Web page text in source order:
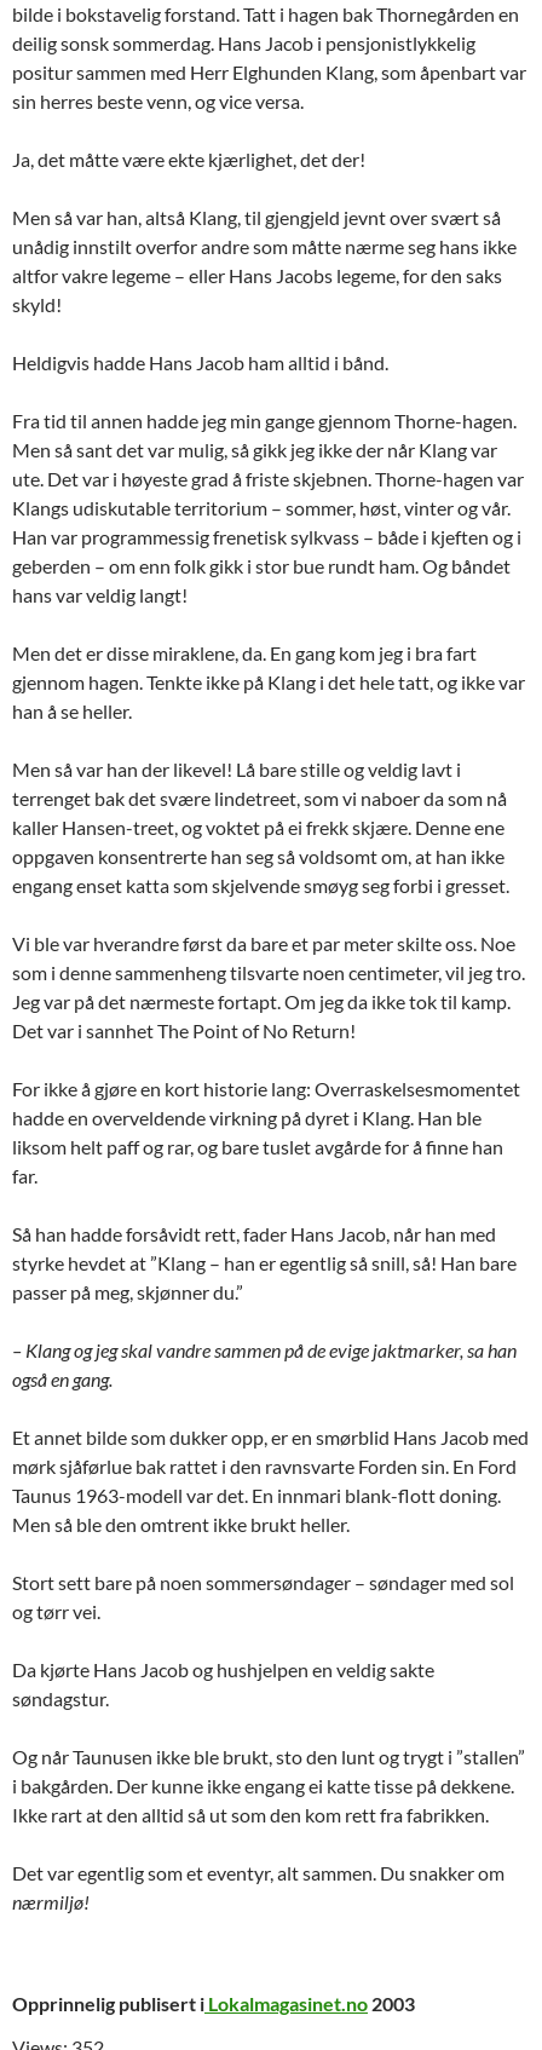
bilde i bokstavelig forstand. Tatt i hagen bak Thornegården en
deilig sonsk sommerdag. Hans Jacob i pensjonistlykkelig
positur sammen med Herr Elghunden Klang, som åpenbart var
sin herres beste venn, og vice versa.
Ja, det måtte være ekte kjærlighet, det der!
Men så var han, altså Klang, til gjengjeld jevnt over svært så
unådig innstilt overfor andre som måtte nærme seg hans ikke
altfor vakre legeme – eller Hans Jacobs legeme, for den saks
skyld!
Heldigvis hadde Hans Jacob ham alltid i bånd.
Fra tid til annen hadde jeg min gange gjennom Thorne-hagen.
Men så sant det var mulig, så gikk jeg ikke der når Klang var
ute. Det var i høyeste grad å friste skjebnen. Thorne-hagen var
Klangs udiskutable territorium – sommer, høst, vinter og vår.
Han var programmessig frenetisk sylkvass – både i kjeften og i
geberden – om enn folk gikk i stor bue rundt ham. Og båndet
hans var veldig langt!
Men det er disse miraklene, da. En gang kom jeg i bra fart
gjennom hagen. Tenkte ikke på Klang i det hele tatt, og ikke var
han å se heller.
Men så var han der likevel! Lå bare stille og veldig lavt i
terrenget bak det svære lindetreet, som vi naboer da som nå
kaller Hansen-treet, og voktet på ei frekk skjære. Denne ene
oppgaven konsentrerte han seg så voldsomt om, at han ikke
engang enset katta som skjelvende smøyg seg forbi i gresset.
Vi ble var hverandre først da bare et par meter skilte oss. Noe
som i denne sammenheng tilsvarte noen centimeter, vil jeg tro.
Jeg var på det nærmeste fortapt. Om jeg da ikke tok til kamp.
Det var i sannhet The Point of No Return!
For ikke å gjøre en kort historie lang: Overraskelsesmomentet
hadde en overveldende virkning på dyret i Klang. Han ble
liksom helt paff og rar, og bare tuslet avgårde for å finne han
far.
Så han hadde forsåvidt rett, fader Hans Jacob, når han med
styrke hevdet at ”Klang – han er egentlig så snill, så! Han bare
passer på meg, skjønner du.”
– Klang og jeg skal vandre sammen på de evige jaktmarker, sa han
også en gang.
Et annet bilde som dukker opp, er en smørblid Hans Jacob med
mørk sjåførlue bak rattet i den ravnsvarte Forden sin. En Ford
Taunus 1963-modell var det. En innmari blank-flott doning.
Men så ble den omtrent ikke brukt heller.
Stort sett bare på noen sommersøndager – søndager med sol
og tørr vei.
Da kjørte Hans Jacob og hushjelpen en veldig sakte
søndagstur.
Og når Taunusen ikke ble brukt, sto den lunt og trygt i ”stallen”
i bakgården. Der kunne ikke engang ei katte tisse på dekkene.
Ikke rart at den alltid så ut som den kom rett fra fabrikken.
Det var egentlig som et eventyr, alt sammen. Du snakker om
nærmiljø!
Opprinnelig publisert i Lokalmagasinet.no 2003